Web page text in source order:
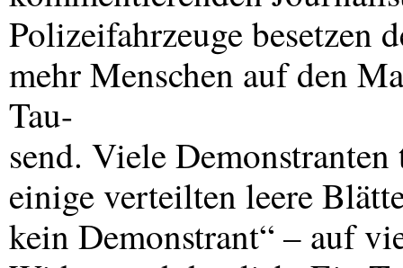
Polizeifahrzeuge besetzen
mehr Menschen auf den
Tau-
send. Viele
einige verteilten leere
kein Demonstrant“ – auf